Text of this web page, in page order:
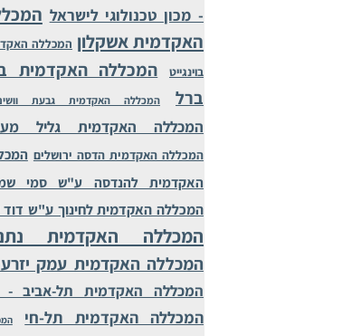
- מכון טכנולוגי לישראל
האקדמית אשקלון המכללה
בוינגייט
המכללה האקדמית
ברל
המכללה האקדמית גבעת
המכללה האקדמית גליל
המכללה האקדמית הדסה ירושלים
האקדמית להנדסה ע"ש סמי
המכללה האקדמית לחינוך ע"ש דוד
המכללה האקדמית
המכללה האקדמית עמק
המכללה האקדמית תל-אביב -
המכללה האקדמית תל-חי